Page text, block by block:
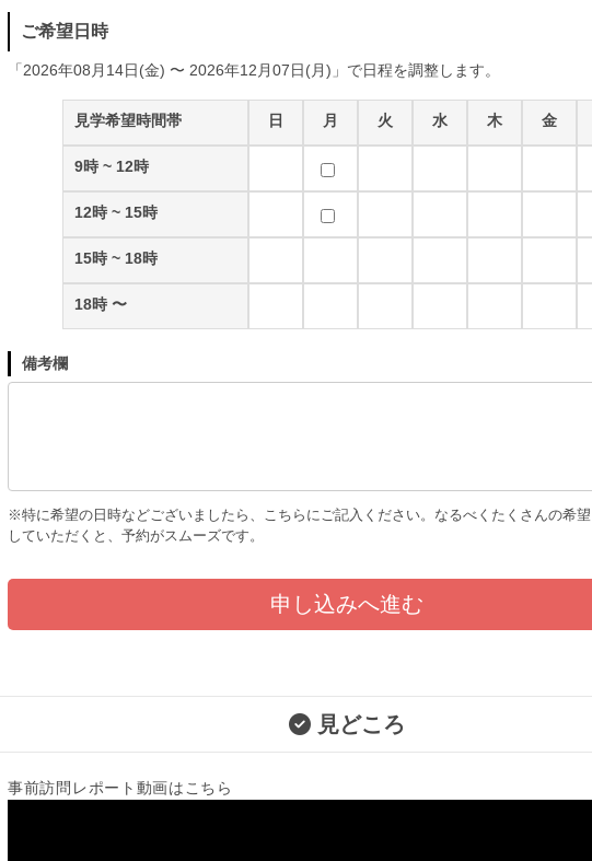
ご希望日時
「2026年08月14日(金) 〜 2026年12月07日(月)」で日程を調整します。
見学希望時間帯
9時 ~ 12時
12時 ~ 15時
15時 ~ 18時
18時 〜
日 月 火 水 木 金
備考欄
※特に希望の日時などございましたら、こちらにご記入ください。なるべくたくさんの希
していただくと、予約がスムーズです。
見どころ
事前訪問レポート動画はこちら